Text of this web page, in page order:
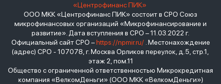
«Центрофинанс ПИК»
ООО МКК «Центрофинанс ПИК» состоит в СРО Союз
микрофинансовых организаций «Микрофинансирование и
развитие». Дата вступления в СРО – 11.03.2022 г.
Официальный сайт СРО –https://npmir.ru/. Местонахождение
(адрес) СРО - 107078, г. Москва Орликов переулок, д.5, стр.1,
этаж 2, пом.11
Общество с ограниченной ответственностью Микрокредитная
компания «ВелкомДеньги» (ООО МКК «ВелкомДеньги»)